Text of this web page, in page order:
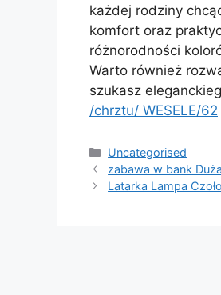
każdej rodziny
komfort oraz
różnorodności
Warto również
szukasz
/chrztu/ WESELE/62
Kategorie
Uncategorised
zabawa w bank
Latarka Lampa